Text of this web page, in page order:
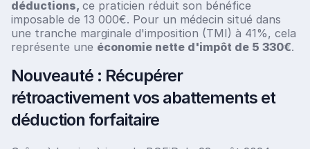
déductions, ce praticien réduit son bénéfice
imposable de 13 000€. Pour un médecin situé dans
une tranche marginale d'imposition (TMI) à 41%, cela
représente une économie nette d'impôt de 5 330€.
Nouveauté : Récupérer
rétroactivement vos abattements et
déduction forfaitaire